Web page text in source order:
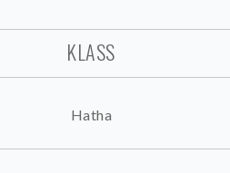
KLASS
Hatha